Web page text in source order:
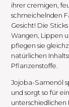
ihrer cremigen,
schmeichelnden
Gesicht! Die
Wangen, Lippen
pflegen sie
natürlichen
Pflanzenstoffe.
Jojoba-Samenöl
und sorgt so für